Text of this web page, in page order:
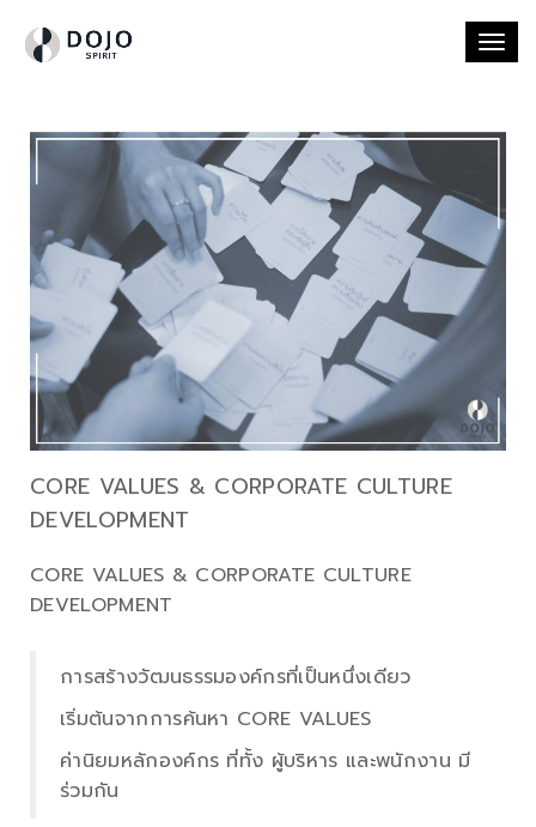
CORE VALUES & CORPORATE CULTURE
DEVELOPMENT
CORE VALUES & CORPORATE CULTURE
DEVELOPMENT
การสร้างวัฒนธรรมองค์กรที่เป็นหนึ่งเดียว
เริ่มต้นจากการค้นหา CORE VALUES
ค่านิยมหลักองค์กร ที่ทั้ง ผู้บริหาร และพนักงาน มี
ร่วมกัน